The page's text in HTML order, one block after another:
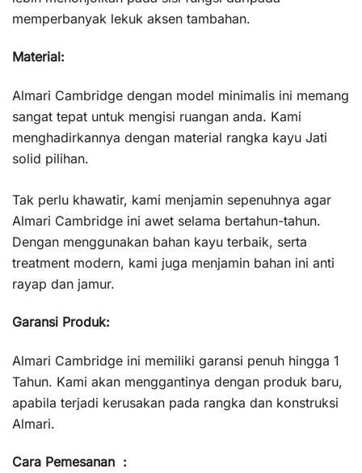
memperbanyak lekuk aksen tambahan.
Material:
Almari Cambridge dengan model minimalis ini memang
sangat tepat untuk mengisi ruangan anda. Kami
menghadirkannya dengan material rangka kayu Jati
solid pilihan.
Tak perlu khawatir, kami menjamin sepenuhnya agar
Almari Cambridge ini awet selama bertahun-tahun.
Dengan menggunakan bahan kayu terbaik, serta
treatment modern, kami juga menjamin bahan ini anti
rayap dan jamur.
Garansi Produk:
Almari Cambridge ini memiliki garansi penuh hingga 1
Tahun. Kami akan menggantinya dengan produk baru,
apabila terjadi kerusakan pada rangka dan konstruksi
Almari.
Cara Pemesanan :